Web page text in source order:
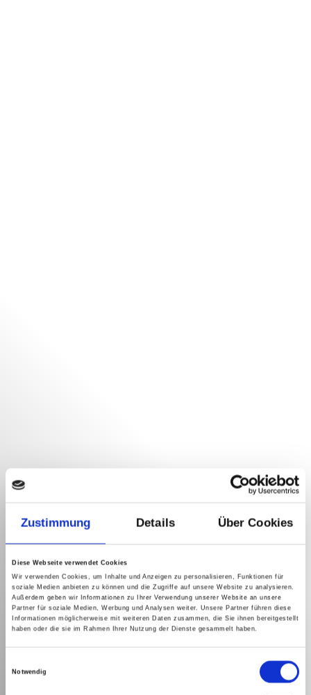
Zustimmung Details Über Cookies
Diese Webseite verwendet Cookies
Wir verwenden Cookies, um Inhalte und Anzeigen zu personalisieren, Funktionen für
soziale Medien anbieten zu können und die Zugriffe auf unsere Website zu analysieren.
Außerdem geben wir Informationen zu Ihrer Verwendung unserer Website an unsere
Partner für soziale Medien, Werbung und Analysen weiter. Unsere Partner führen diese
Informationen möglicherweise mit weiteren Daten zusammen, die Sie ihnen bereitgestellt
haben oder die sie im Rahmen Ihrer Nutzung der Dienste gesammelt haben.
Notwendig